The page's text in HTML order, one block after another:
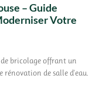
– Guide
Votre
bricolage offrant un
rénovation de salle d'eau.